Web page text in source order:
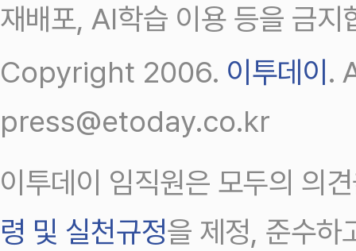
재배포, AI학습 이용 등을 금지
Copyright 2006. 이투데이 .
press@etoday.co.kr
이투데이 임직원은 모두의 의
령 및 실천규정을 제정, 준수하